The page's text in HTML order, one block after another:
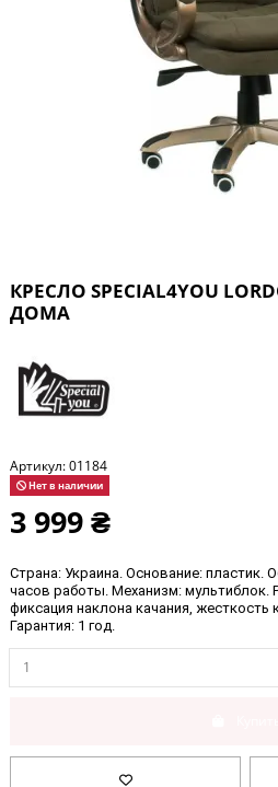
КРЕСЛО SPECIAL4YOU
ДОМА
Артикул:01184
Нет в наличии
3 999 ₴
Страна: Украина . Основание: пластик .
часов работы . Механизм: мультиблок
фиксация наклона качания, жесткость
Гарантия: 1 год.